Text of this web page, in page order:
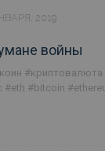
2019
войны
#криптовалюта
#eth #bitcoin